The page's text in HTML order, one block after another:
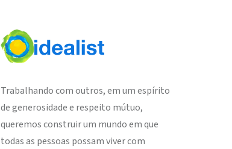
Trabalhando com outros, em um espírito
de generosidade e respeito mútuo,
queremos construir um mundo em que
todas as pessoas possam viver com